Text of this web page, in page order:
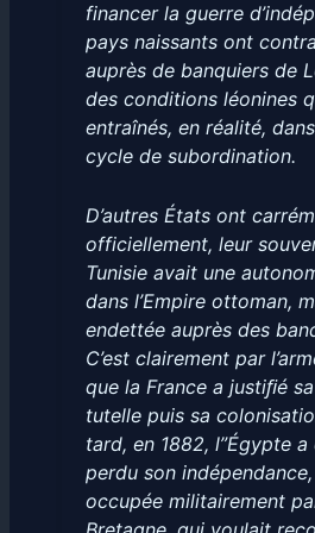
financer la guerre
pays naissants ont
auprès de banquiers de
des conditions léonines
entraînés, en réalité,
cycle de subordination.
D’autres États ont
officiellement, leur
Tunisie avait une
dans l’Empire ottoman,
endettée auprès des
C’est clairement par
que la France a justiﬁé
tutelle puis sa
tard, en 1882, l”Égypte a
perdu son indépendance,
occupée militairement